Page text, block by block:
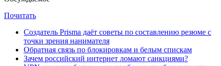
Почитать
Создатель Prisma даёт советы по составлению резюме с
точки зрения нанимателя
Обратная связь по блокировкам и белым спискам
Зачем российский интернет ломают санкциями?